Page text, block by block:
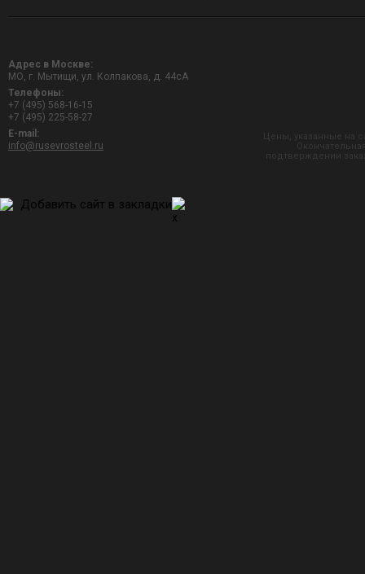
Адрес в Москве:
МО, г. Мытищи, ул. Колпакова, д. 44сА
Телефоны:
+7 (495) 568-16-15
+7 (495) 225-58-27
E-mail:
info@rusevrosteel.ru
Цены, указанные на
подтверждении
Добавить сайт в закладки